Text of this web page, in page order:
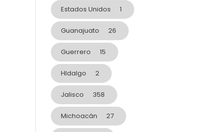
Estados Unidos 1
Guanajuato 26
Guerrero 15
HIdalgo 2
Jalisco 358
Michoacán 27